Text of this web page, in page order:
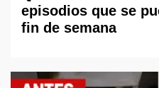
episodios que se
fin de semana